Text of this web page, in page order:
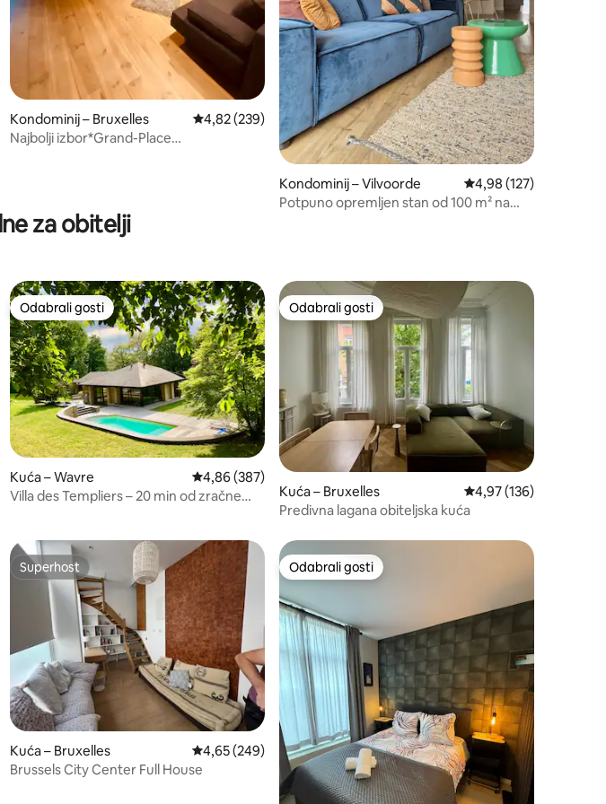
4,9/5, recenzija: 100
Kondominij – Bruxelles Prosječna ocjena: 4,82/5, recenzija: 239
4,82 (239)
Najbolji izbor*Grand-Place
Kondominij – Vilvoorde Prosječna ocjena:
4,98 (127)
Potpuno opremljen stan od 100 m² na
za obitelji
4,88/5, recenzija: 304
Odabrali gosti
Odabrali gosti
Kuća – Wavre Prosječna ocjena: 4,86/5, recenzija: 387
4,86 (387)
Villa des Templiers – 20 min od zračne
Odabrali gosti
Odabrali gosti
Kuća – Bruxelles Prosječna ocjena:
4,97 (136)
Predivna lagana obiteljska kuća
gosti”
4,93/5, recenzija: 226
Superhost
Superhost
Kuća – Bruxelles Prosječna ocjena: 4,65/5, recenzija: 249
4,65 (249)
Brussels City Center Full House
Odabrali gosti
Odabrali gosti